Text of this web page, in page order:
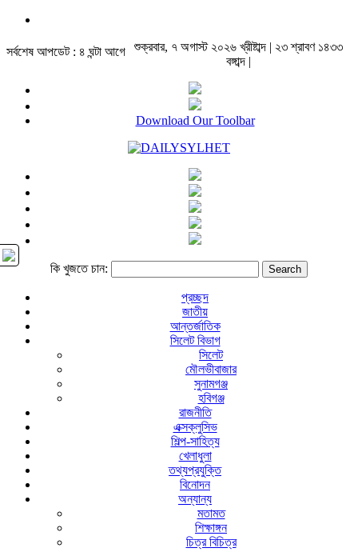
সর্বশেষ আপডেট : ৪ ঘন্টা আগে
শুক্রবার, ৭ অগাস্ট ২০২৬ খ্রীষ্টাব্দ | ২৩ শ্রাবণ ১৪৩৩
বঙ্গাব্দ |
Download Our Toolbar
কি খুজতে চান:
প্রচ্ছদ
জাতীয়
আন্তর্জাতিক
সিলেট বিভাগ
সিলেট
মৌলভীবাজার
সুনামগঞ্জ
হবিগঞ্জ
রাজনীতি
এক্সক্লুসিভ
শিল্প-সাহিত্য
খেলাধুলা
তথ্যপ্রযুক্তি
বিনোদন
অন্যান্য
মতামত
শিক্ষাঙ্গন
চিত্র বিচিত্র